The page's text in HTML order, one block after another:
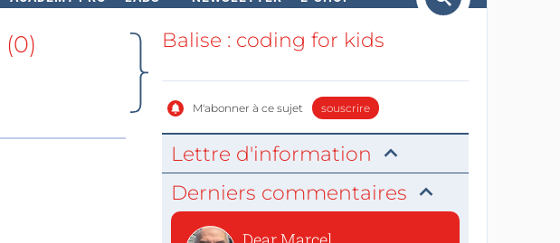
Rechercher
(0) Balise : coding for kids
M'abonner à ce sujet souscrire
Lettre d'information
Derniers commentaires